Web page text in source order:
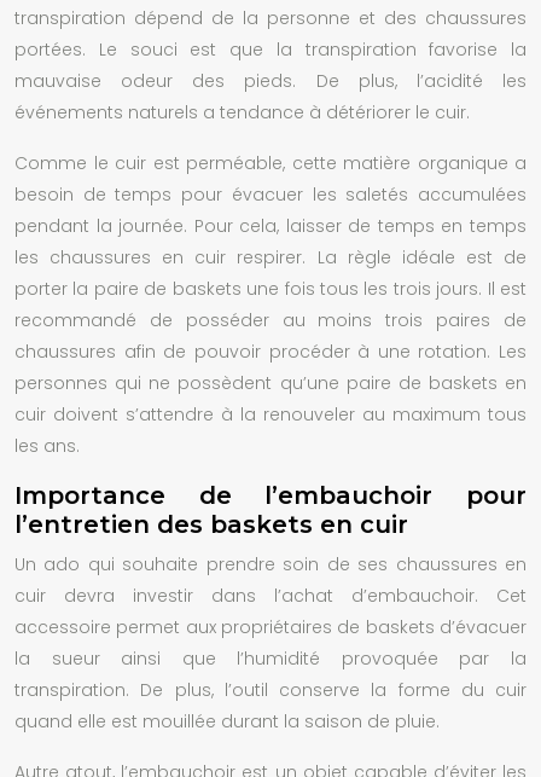
transpiration dépend de la personne et des chaussures
portées. Le souci est que la transpiration favorise la
mauvaise odeur des pieds. De plus, l’acidité les
événements naturels a tendance à détériorer le cuir.
Comme le cuir est perméable, cette matière organique a
besoin de temps pour évacuer les saletés accumulées
pendant la journée. Pour cela, laisser de temps en temps
les chaussures en cuir respirer. La règle idéale est de
porter la paire de baskets une fois tous les trois jours. Il est
recommandé de posséder au moins trois paires de
chaussures afin de pouvoir procéder à une rotation. Les
personnes qui ne possèdent qu’une paire de baskets en
cuir doivent s’attendre à la renouveler au maximum tous
les ans.
Importance de l’embauchoir pour
l’entretien des baskets en cuir
Un ado qui souhaite prendre soin de ses chaussures en
cuir devra investir dans l’achat d’embauchoir. Cet
accessoire permet aux propriétaires de baskets d’évacuer
la sueur ainsi que l’humidité provoquée par la
transpiration. De plus, l’outil conserve la forme du cuir
quand elle est mouillée durant la saison de pluie.
Autre atout, l’embauchoir est un objet capable d’éviter les